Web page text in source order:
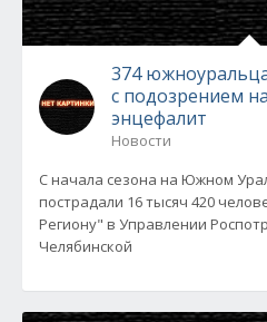
374
с подозрением
энцефалит
Новости
С начала сезона на Южном
пострадали 16 тысяч 420
Региону" в Управлении
Челябинской